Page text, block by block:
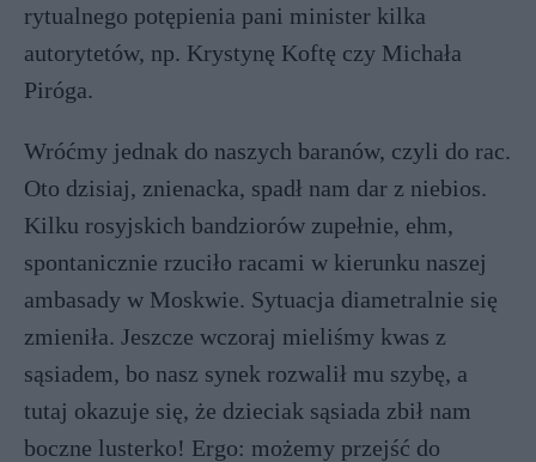
rytualnego potępienia pani minister kilka
autorytetów, np. Krystynę Koftę czy Michała
Piróga.
Wróćmy jednak do naszych baranów, czyli do rac.
Oto dzisiaj, znienacka, spadł nam dar z niebios.
Kilku rosyjskich bandziorów zupełnie, ehm,
spontanicznie rzuciło racami w kierunku naszej
ambasady w Moskwie. Sytuacja diametralnie się
zmieniła. Jeszcze wczoraj mieliśmy kwas z
sąsiadem, bo nasz synek rozwalił mu szybę, a
tutaj okazuje się, że dzieciak sąsiada zbił nam
boczne lusterko! Ergo: możemy przejść do